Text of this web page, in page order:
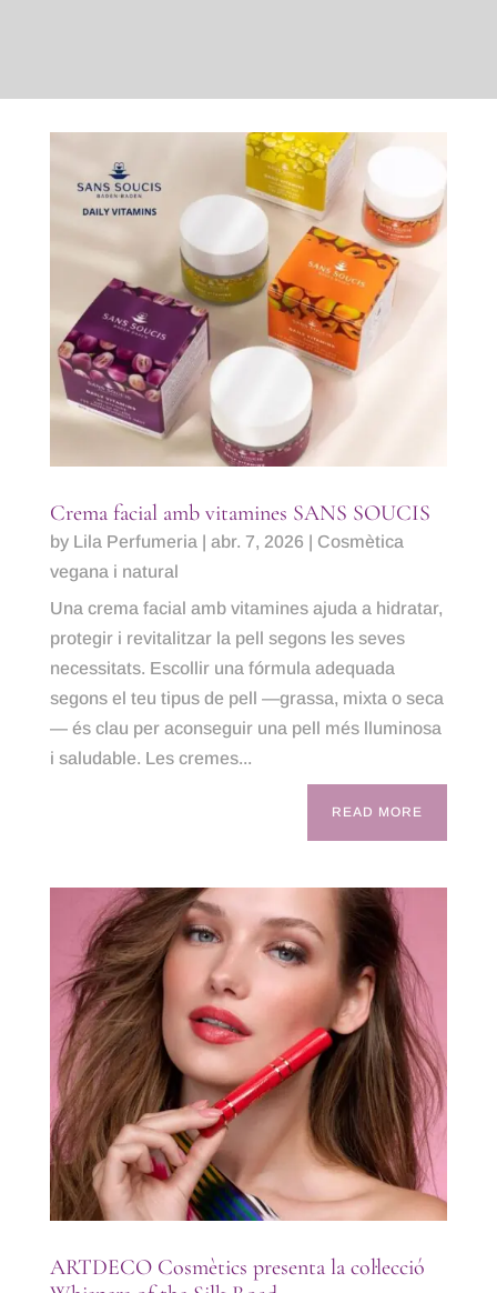
Crema facial amb vitamines SANS SOUCIS
by Lila Perfumeria | abr. 7, 2026 | Cosmètica
vegana i natural
Una crema facial amb vitamines ajuda a hidratar,
protegir i revitalitzar la pell segons les seves
necessitats. Escollir una fórmula adequada
segons el teu tipus de pell —grassa, mixta o seca
— és clau per aconseguir una pell més lluminosa
i saludable. Les cremes...
READ MORE
ARTDECO Cosmètics presenta la col·lecció